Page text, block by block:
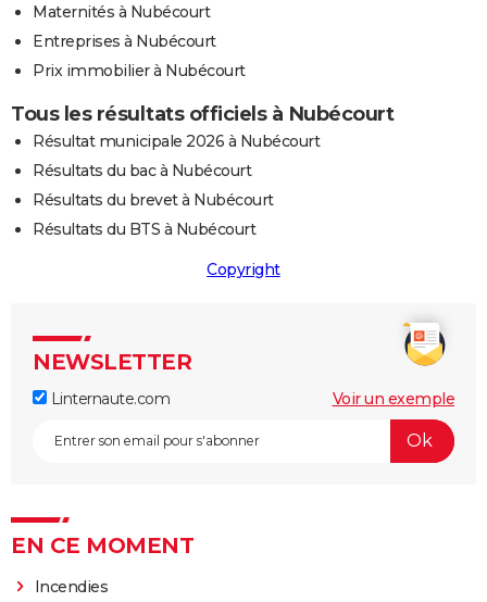
Maternités à Nubécourt
Entreprises à Nubécourt
Prix immobilier à Nubécourt
Tous les résultats officiels à Nubécourt
Résultat municipale 2026 à Nubécourt
Résultats du bac à Nubécourt
Résultats du brevet à Nubécourt
Résultats du BTS à Nubécourt
Copyright
NEWSLETTER
Linternaute.com Voir un exemple
EN CE MOMENT
Incendies